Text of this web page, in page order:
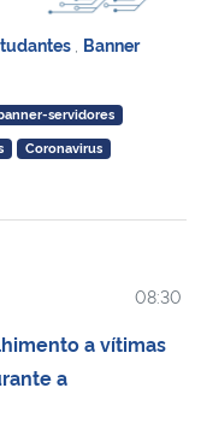
Banner
servidores
Coronavirus
08:30
a vítimas
a